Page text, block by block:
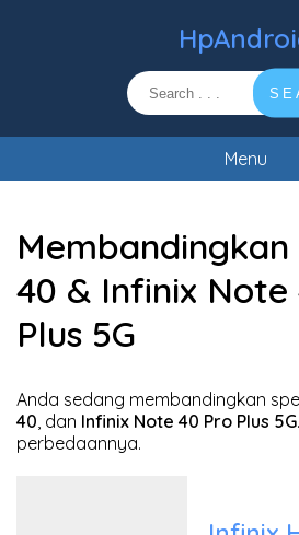
Menu
40 & Infinix Note
Plus 5G
Anda sedang membandingkan
40, dan Infinix Note 40 Pro Plus 5G
perbedaannya.